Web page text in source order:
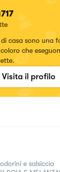
casa sono una
Visita il profilo
e salsiccia